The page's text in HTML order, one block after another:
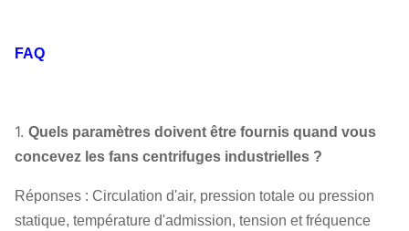
FAQ
1. Quels paramètres doivent être fournis quand vous
concevez les fans centrifuges industrielles ?
Réponses : Circulation d'air, pression totale ou pression
statique, température d'admission, tension et fréquence